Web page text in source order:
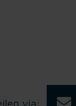
via: